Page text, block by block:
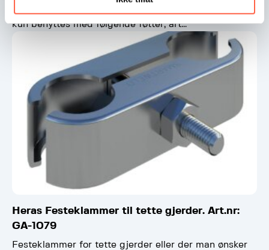
på støttestaget for ballastblokk (art. nr. 1667). NB: kan
kun benyttes med følgende føtter, art…
Heras Festeklammer til tette gjerder. Art.nr:
GA-1079
Festeklammer for tette gjerder eller der man ønsker